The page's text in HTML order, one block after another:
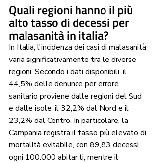
Quali regioni hanno il più
alto tasso di decessi per
malasanità in italia?
In Italia, l'incidenza dei casi di malasanità
varia significativamente tra le diverse
regioni. Secondo i dati disponibili, il
44,5% delle denunce per errore
sanitario proviene dalle regioni del Sud
e dalle isole, il 32,2% dal Nord e il
23,2% dal Centro. In particolare, la
Campania registra il tasso più elevato di
mortalità evitabile, con 89,83 decessi
ogni 100.000 abitanti, mentre il